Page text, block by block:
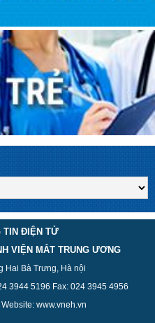
TIN ĐIỆN TỬ
VIỆN MẮT TRUNG ƯƠNG
Hai Bà Trưng, Hà nội
3944 5196 Fax: 024 3945 4956
www.vneh.vn